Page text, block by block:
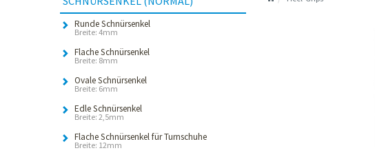
Runde Schnürsenkel
Breite: 4mm
Flache Schnürsenkel
Breite: 8mm
Ovale Schnürsenkel
Breite: 6mm
Edle Schnürsenkel
Breite: 2,5mm
Flache Schnürsenkel für Turnschuhe
Breite: 12mm